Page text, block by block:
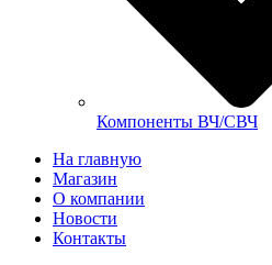
Компоненты ВЧ/СВЧ
На главную
Магазин
О компании
Новости
Контакты